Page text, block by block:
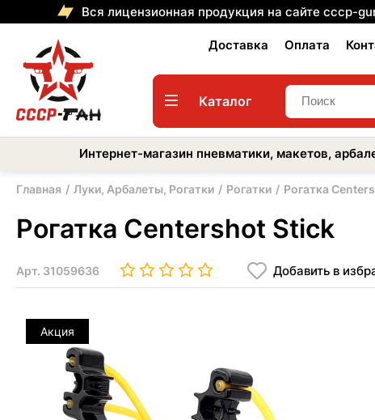
Вся лицензионная продукция на сайте cccp-
Доставка Оплата
Каталог
Интернет-магазин пневматики, макетов,
Главная Луки, Арбалеты, Рогатки Рогатки Рогатка
Рогатка Centershot Stick
Арт. 31059636 Добавить в
Акция